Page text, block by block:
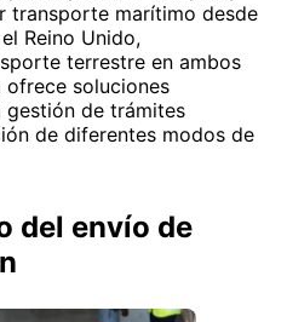
transporte marítimo desde
Reino Unido,
terrestre en ambos
ofrece soluciones
gestión de trámites
de diferentes modos de
del envío de